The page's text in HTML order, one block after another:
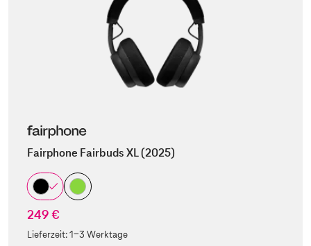
Fairphone Fairbuds XL (2025)
249 €
Lieferzeit:1-3 Werktage